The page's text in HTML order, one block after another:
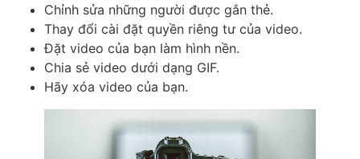
Chỉnh sửa những người được gắn thẻ.
Thay đổi cài đặt quyền riêng tư của video.
Đặt video của bạn làm hình nền.
Chia sẻ video dưới dạng GIF.
Hãy xóa video của bạn.